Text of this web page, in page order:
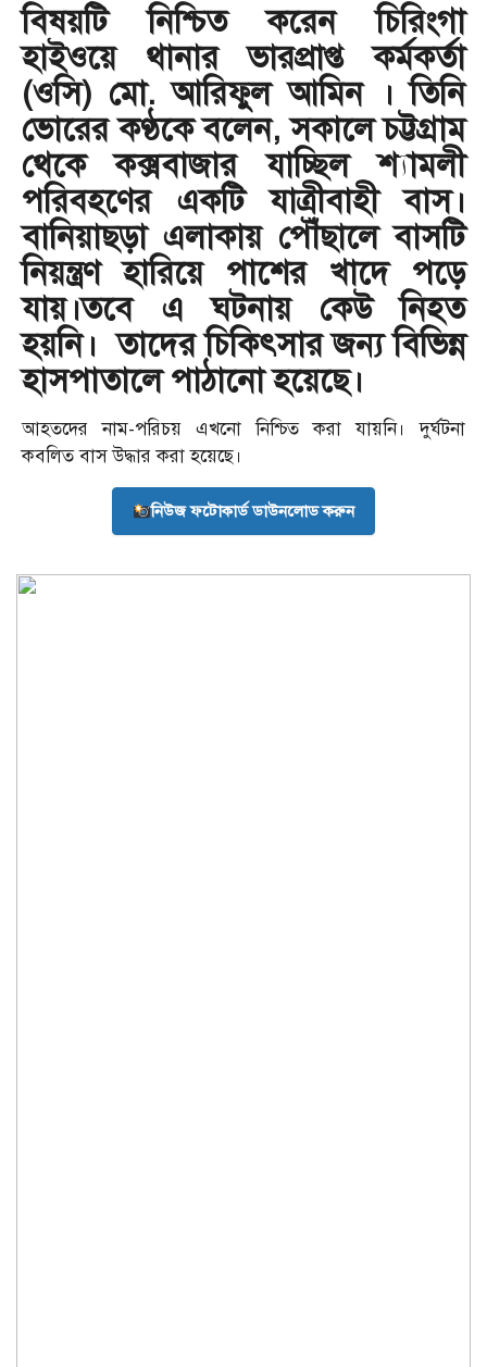
বিষয়টি নিশ্চিত করেন চিরিংগা
হাইওয়ে থানার ভারপ্রাপ্ত কর্মকর্তা
(ওসি) মো. আরিফুল আমিন । তিনি
ভোরের কণ্ঠকে বলেন, সকালে চট্টগ্রাম
থেকে কক্সবাজার যাচ্ছিল শ্যামলী
পরিবহণের একটি যাত্রীবাহী বাস।
বানিয়াছড়া এলাকায় পৌঁছালে বাসটি
নিয়ন্ত্রণ হারিয়ে পাশের খাদে পড়ে
যায়।তবে এ ঘটনায় কেউ নিহত
হয়নি। তাদের চিকিৎসার জন্য বিভিন্ন
হাসপাতালে পাঠানো হয়েছে।
আহতদের নাম-পরিচয় এখনো নিশ্চিত করা যায়নি। দুর্ঘটনা
কবলিত বাস উদ্ধার করা হয়েছে।
নিউজ ফটোকার্ড ডাউনলোড করুন